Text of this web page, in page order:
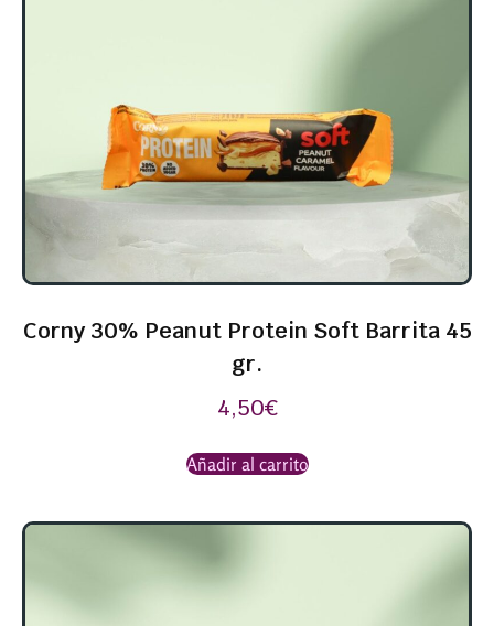
Corny 30% Peanut Protein Soft Barrita 45
gr.
4,50€
Añadir al carrito